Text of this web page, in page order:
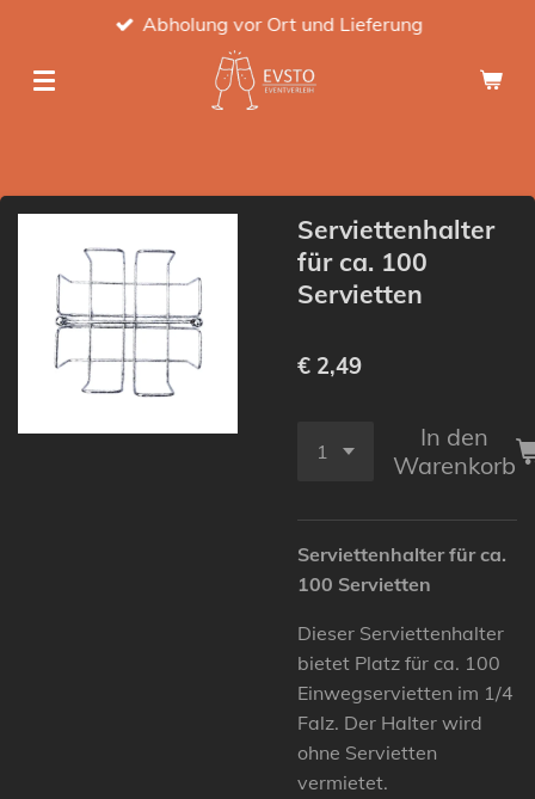
springen
Abholung vor Ort und Lieferung
Serviettenhalter
für ca. 100
Servietten
€ 2,49
In den
Warenkorb
Serviettenhalter für ca.
100 Servietten
Dieser Serviettenhalter
bietet Platz für ca. 100
Einwegservietten im 1/4
Falz. Der Halter wird
ohne Servietten
vermietet.